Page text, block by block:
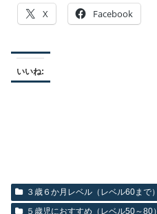
X Facebook
いいね:
３歳６か月レベル（レベル60まで）
５歳児におすすめ（レベル50～80）